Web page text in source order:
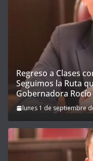
Regreso a Clases
Seguimos la Ruta
Gobernadora
lunes 1 de septiembre